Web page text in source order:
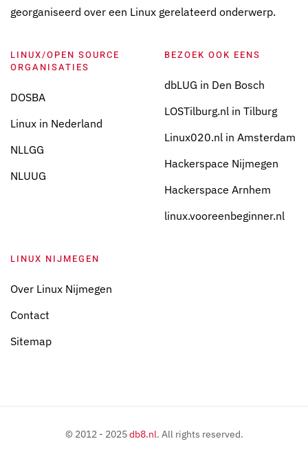
georganiseerd over een Linux gerelateerd onderwerp.
LINUX/OPEN SOURCE
ORGANISATIES
DOSBA
Linux in Nederland
NLLGG
NLUUG
BEZOEK OOK EENS
dbLUG in Den Bosch
LOSTilburg.nl in Tilburg
Linux020.nl in Amsterdam
Hackerspace Nijmegen
Hackerspace Arnhem
linux.vooreenbeginner.nl
LINUX NIJMEGEN
Over Linux Nijmegen
Contact
Sitemap
© 2012 - 2025db8.nl. All rights reserved.